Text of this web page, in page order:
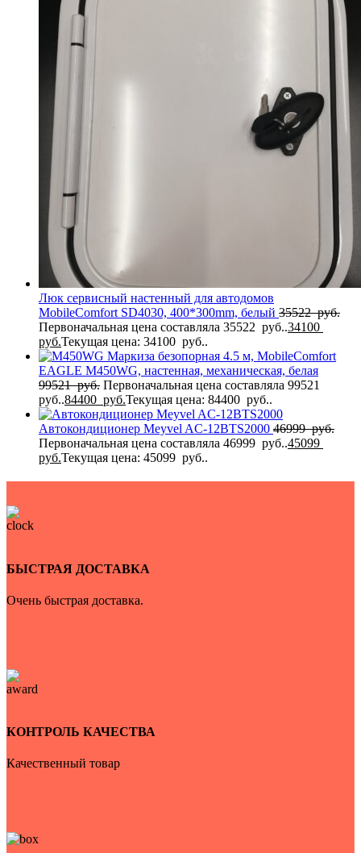
Люк сервисный настенный для автодомов
MobileComfort SD4030, 400*300mm, белый 35522руб.
Первоначальная цена составляла 35522 руб..34100
руб.Текущая цена: 34100 руб..
Маркиза безопорная 4.5 м, MobileComfort
EAGLE M450WG, настенная, механическая, белая
99521руб. Первоначальная цена составляла 99521
руб..84400 руб.Текущая цена: 84400 руб..
Автокондиционер Meyvel AC-12BTS2000 46999руб.
Первоначальная цена составляла 46999 руб..45099
руб.Текущая цена: 45099 руб..
БЫСТРАЯ ДОСТАВКА
Очень быстрая доставка.
КОНТРОЛЬ КАЧЕСТВА
Качественный товар